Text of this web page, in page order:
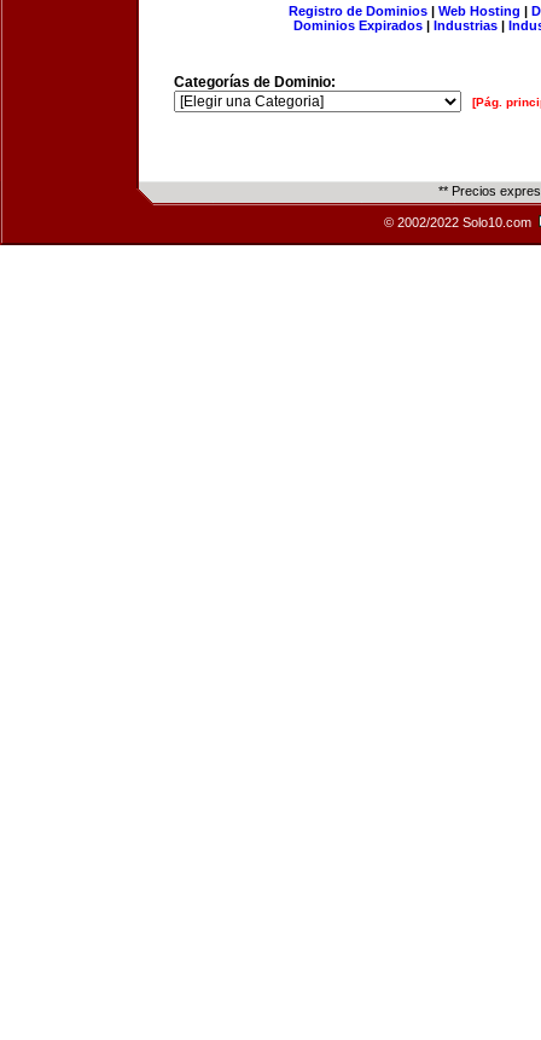
Registro de Dominios| Web Hosting |
Dominios Expirados | Industrias |
Categorías de Dominio:
[Pág.
** Precios
© 2002/2022 Solo10.com